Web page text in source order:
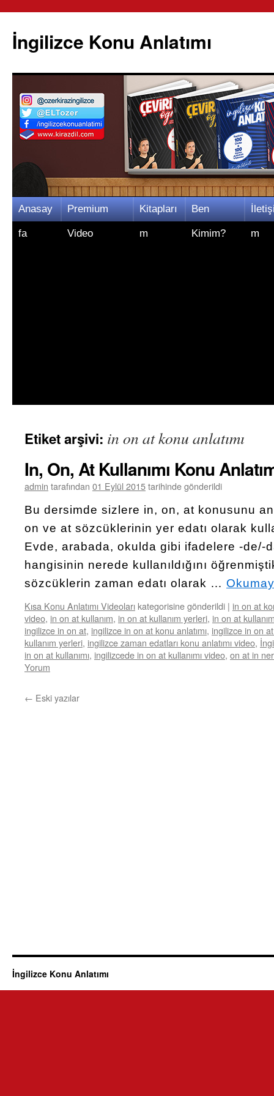
İngilizce Konu Anlatımı
İçeriğe
atla
Anasay
fa
Premium
Video
Kitapları
m
Ben
Kimim? m
Etiket arşivi: in on at konu anlatımı
In, On, At Kullanımı Konu
admin tarafından 01 Eylül 2015tarihinde gönderildi
Bu dersimde sizlere in, on, at konusunu
on ve at sözcüklerinin yer edatı olarak
Evde, arabada, okulda gibi ifadelere -de/-
hangisinin nerede kullanıldığını
sözcüklerin zaman edatı olarak …
Kısa Konu Anlatımı Videoları kategorisine gönderildi | in on at
video, in on at kullanım, in on at kullanım yerleri, in on at
ingilizce in on at, ingilizce in on at konu anlatımı, ingilizce in on
kullanım yerleri, ingilizce zaman edatları konu anlatımı video,
in on at kullanımı, ingilizcede in on at kullanımı video, on at in
Yorum
← Eski yazılar
İngilizce Konu Anlatımı